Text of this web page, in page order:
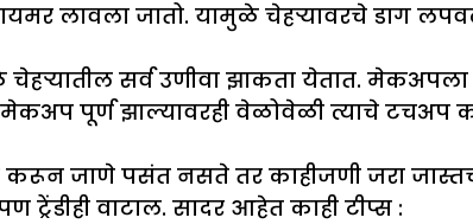
लावला जातो. यामुळे चेहऱ्यावरचे डाग
सर्व उणीवा झाकता येतात.
पूर्ण झाल्यावरही वेळोवेळी त्याचे टचअप
करून जाणे पसंत नसते तर काहीजणी जरा
वाटाल. सादर आहेत काही टीप्स :